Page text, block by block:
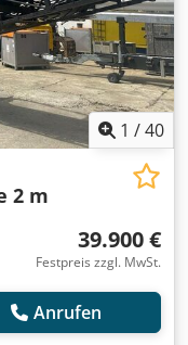
1 /40
2 m
39.900 €
Festpreis zzgl. MwSt.
Anrufen